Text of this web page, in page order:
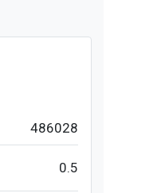
486028
0.5